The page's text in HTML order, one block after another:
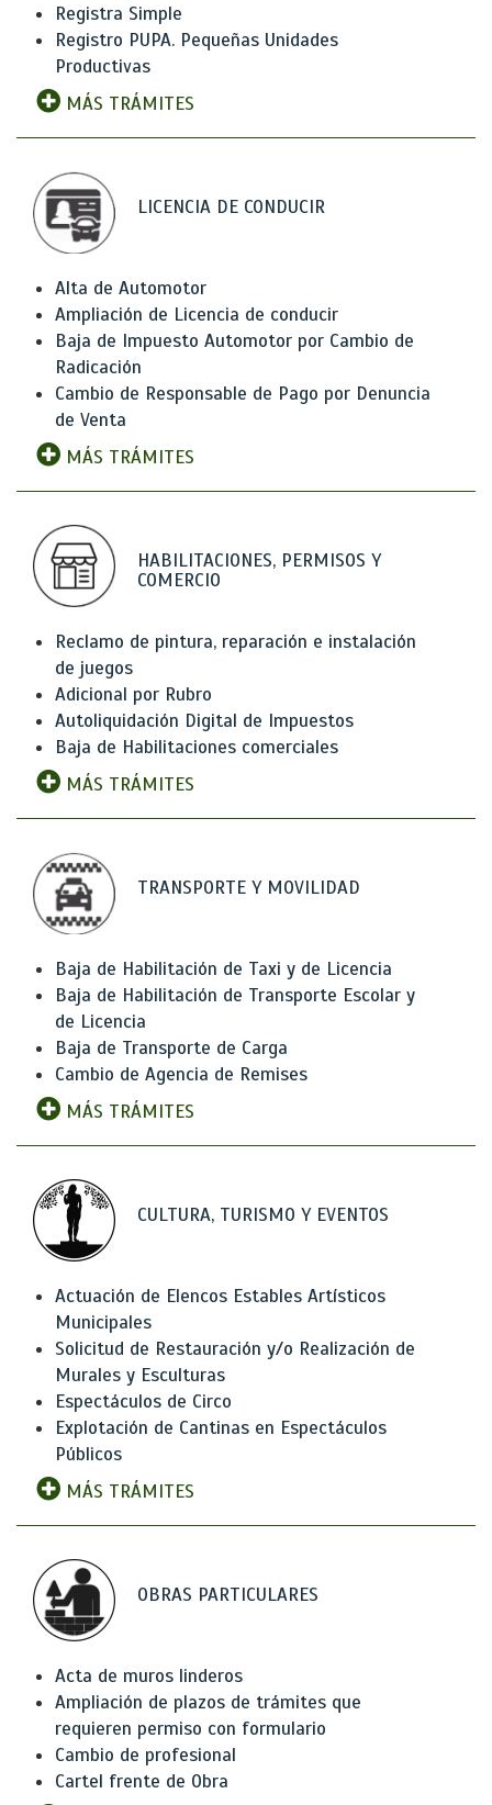
Registra Simple
Registro PUPA. Pequeñas Unidades
Productivas
MÁS TRÁMITES
LICENCIA DE CONDUCIR
Alta de Automotor
Ampliación de Licencia de conducir
Baja de Impuesto Automotor por Cambio de
Radicación
Cambio de Responsable de Pago por Denuncia
de Venta
MÁS TRÁMITES
HABILITACIONES, PERMISOS Y
COMERCIO
Reclamo de pintura, reparación e instalación
de juegos
Adicional por Rubro
Autoliquidación Digital de Impuestos
Baja de Habilitaciones comerciales
MÁS TRÁMITES
TRANSPORTE Y MOVILIDAD
Baja de Habilitación de Taxi y de Licencia
Baja de Habilitación de Transporte Escolar y
de Licencia
Baja de Transporte de Carga
Cambio de Agencia de Remises
MÁS TRÁMITES
CULTURA, TURISMO Y EVENTOS
Actuación de Elencos Estables Artísticos
Municipales
Solicitud de Restauración y/o Realización de
Murales y Esculturas
Espectáculos de Circo
Explotación de Cantinas en Espectáculos
Públicos
MÁS TRÁMITES
OBRAS PARTICULARES
Acta de muros linderos
Ampliación de plazos de trámites que
requieren permiso con formulario
Cambio de profesional
Cartel frente de Obra